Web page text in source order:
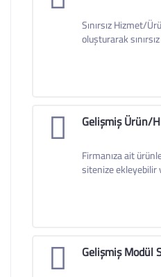
Sınırsız Hizmet/
oluşturarak
Gelişmiş Ürün/
Firmanıza ait
sitenize ekleyebilir
Gelişmiş Modül